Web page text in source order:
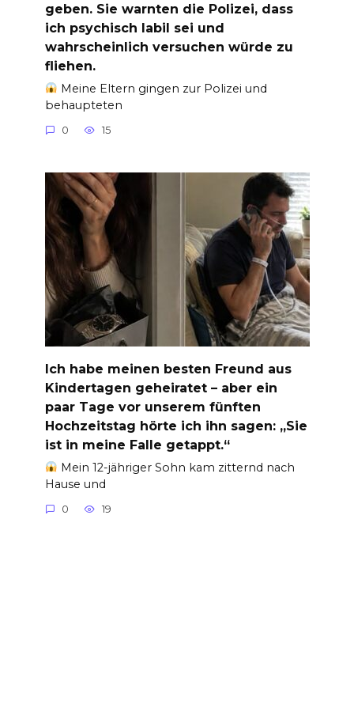
geben. Sie warnten die Polizei, dass
ich psychisch labil sei und
wahrscheinlich versuchen würde zu
fliehen.
Meine Eltern gingen zur Polizei und
behaupteten
0 15
Ich habe meinen besten Freund aus
Kindertagen geheiratet – aber ein
paar Tage vor unserem fünften
Hochzeitstag hörte ich ihn sagen: „Sie
ist in meine Falle getappt.“
Mein 12-jähriger Sohn kam zitternd nach
Hause und
0 19